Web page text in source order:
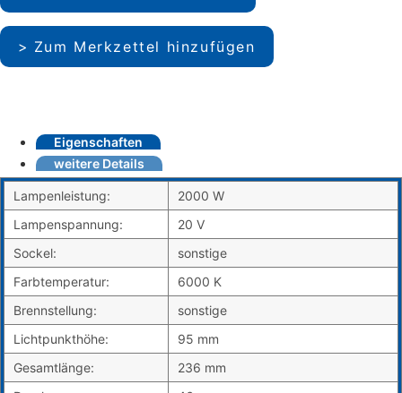
Zum Merkzettel hinzufügen
Eigenschaften
weitere Details
Lampenleistung:
2000 W
Lampenspannung:
20 V
Sockel:
sonstige
Farbtemperatur:
6000 K
Brennstellung:
sonstige
Lichtpunkthöhe:
95 mm
Gesamtlänge:
236 mm